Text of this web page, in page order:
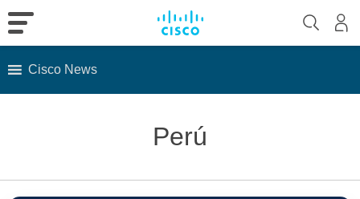
Cisco News
Perú